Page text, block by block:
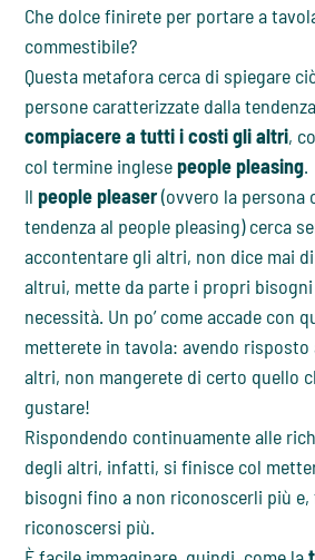
Che dolce finirete per portare a
commestibile?
Questa metafora cerca di spiegare
persone caratterizzate dalla
compiacere a tutti i costi gli altri,
col termine inglesepeople pleasing.
Ilpeople pleaser(ovvero la persona
tendenza al people pleasing) cerca
accontentare gli altri, non dice mai
altrui, mette da parte i propri
necessità. Un po’ come accade con
metterete in tavola: avendo
altri, non mangerete di certo quello
gustare!
Rispondendo continuamente alle
degli altri, infatti, si finisce col
bisogni fino a non riconoscerli più e,
riconoscersi più.